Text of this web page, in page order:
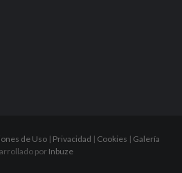
de Uso| Privacidad | Cookies | Galería
por Inbuze